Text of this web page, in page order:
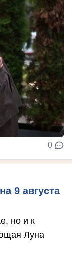
0
9 августа
но и к
Луна